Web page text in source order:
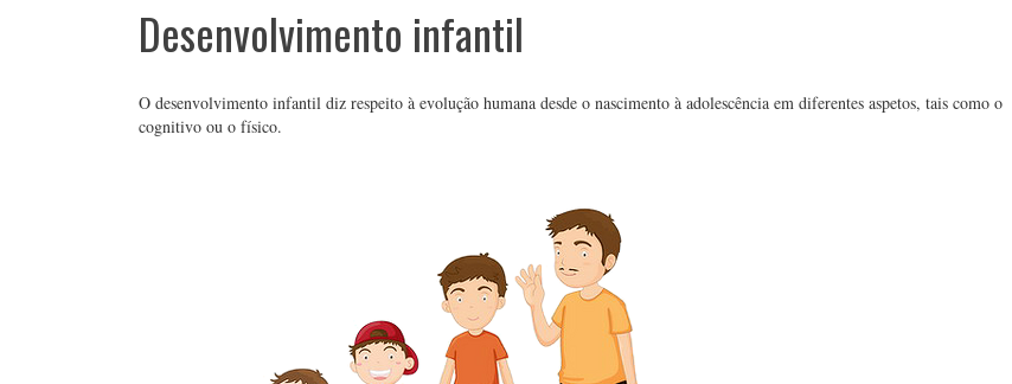
Desenvolvimento infantil
O desenvolvimento infantil diz respeito à evolução humana desde o nascimento à adolescência em diferentes aspetos, tais como o
cognitivo ou o físico.